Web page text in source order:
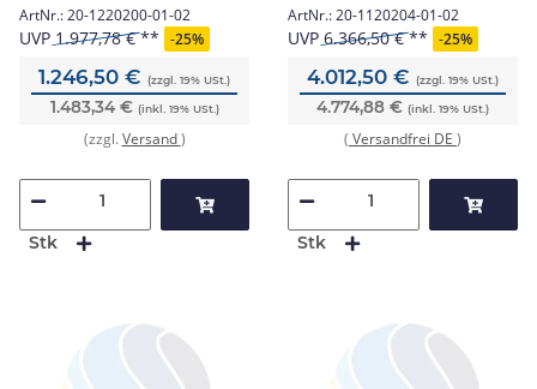
ArtNr.: 20-1220200-01-02
UVP 1.977,78 € -25%
1.246,50 € (zzgl. 19% USt.)
1.483,34 € (inkl. 19% USt.)
(zzgl.Versand)
Stk
Bedienfeld DE/1 LB
ArtNr.: 20-1120204-01-02
UVP 6.366,50 € -25%
4.012,50 € (zzgl. 19% USt.)
4.774,88 € (inkl. 19% USt.)
( Versandfrei DE )
Stk